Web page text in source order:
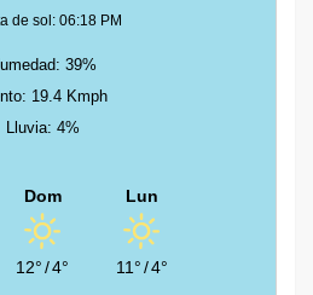
de sol: 06:18 PM
39%
19.4 Kmph
Lluvia: 4%
Dom
12°/4°
Lun
11°/4°